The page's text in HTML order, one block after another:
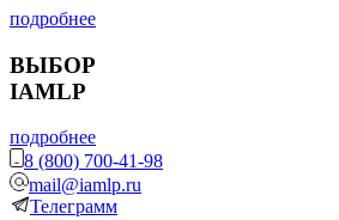
подробнее
ВЫБОР
IAMLP
подробнее
8 (800) 700-41-98
mail@iamlp.ru
Телеграмм